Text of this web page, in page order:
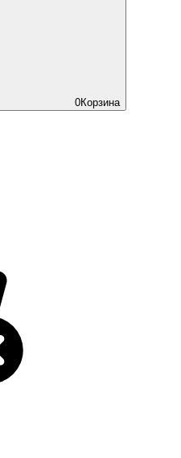
0Корзина